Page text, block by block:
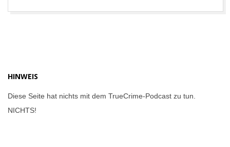
HINWEIS
Diese Seite hat nichts mit dem TrueCrime-Podcast zu tun.
NICHTS!